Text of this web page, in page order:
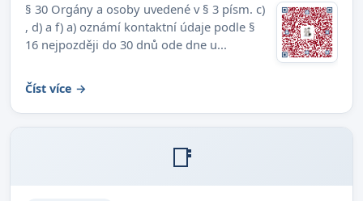
§ 30 Orgány a osoby uvedené v § 3 písm. c)
, d) a f) a) oznámí kontaktní údaje podle §
16 nejpozději do 30 dnů ode dne u...
Číst více →
📑